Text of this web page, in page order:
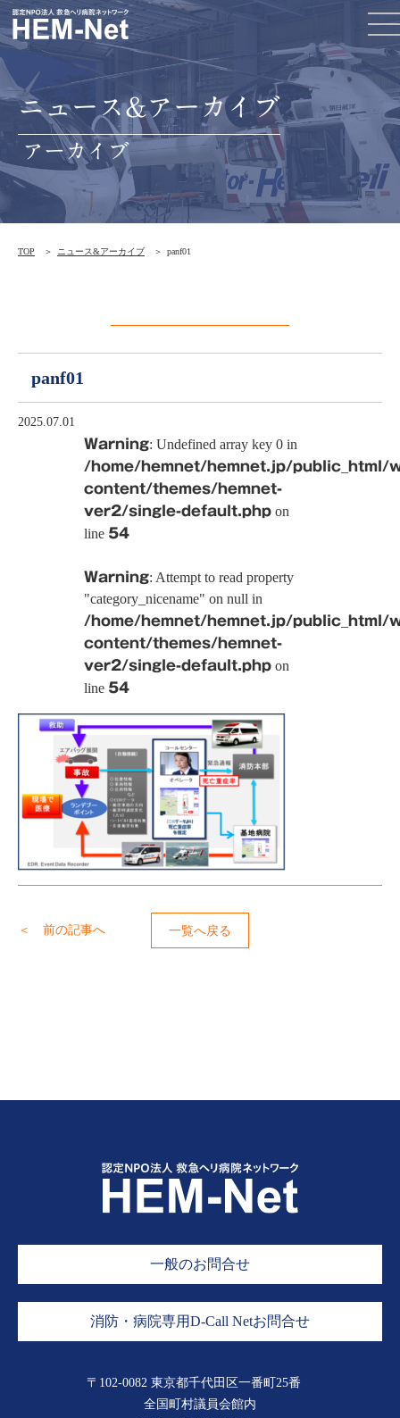
ニュース&アーカイブ
アーカイブ
TOP ニュース&アーカイブ panf01
panf01
2025.07.01
Warning: Undefined array key 0 in
/home/hemnet/hemnet.jp/public_html/
content/themes/hemnet-
ver2/single-default.php on
line 54
Warning: Attempt to read property
"category_nicename" on null in
/home/hemnet/hemnet.jp/public_html/
content/themes/hemnet-
ver2/single-default.php on
line 54
＜ 前の記事へ 一覧へ戻る
一般のお問合せ
消防・病院専用D-Call Netお問合せ
〒102-0082 東京都千代田区一番町25番
全国町村議員会館内